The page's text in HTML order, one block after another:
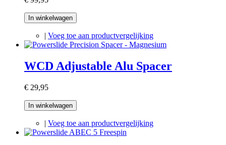
In winkelwagen
| Voeg toe aan productvergelijking
WCD Adjustable Alu Spacer
€ 29,95
In winkelwagen
| Voeg toe aan productvergelijking